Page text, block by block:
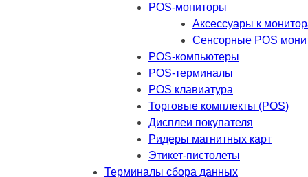
POS-мониторы
Аксессуары к
Сенсорные POS
POS-компьютеры
POS-терминалы
POS клавиатура
Торговые комплекты (POS)
Дисплеи покупателя
Ридеры магнитных карт
Этикет-пистолеты
Терминалы сбора данных